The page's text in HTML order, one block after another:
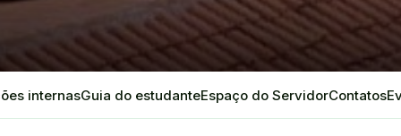
internasGuia do estudanteEspaço do ServidorContatos